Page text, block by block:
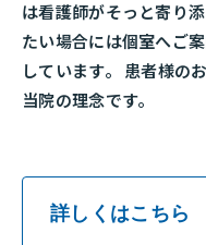
は看護師がそっと寄り
たい場合には個室へご
しています。 患者様の
当院の理念です。
詳しくはこちら